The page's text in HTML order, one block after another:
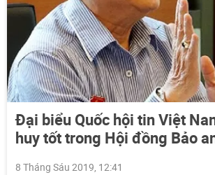
Đại biểu Quốc hội tin Việt
huy tốt trong Hội đồng Bảo
8 Tháng Sáu 2019, 12:41